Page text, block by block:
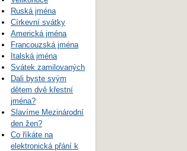
Ruská jména
Církevní svátky
Americká jména
Francouzská jména
Italská jména
Svátek zamilovaných
Dali byste svým
dětem dvě křestní
jména?
Slavíme Mezinárodní
den žen?
Co říkáte na
elektronická přání k